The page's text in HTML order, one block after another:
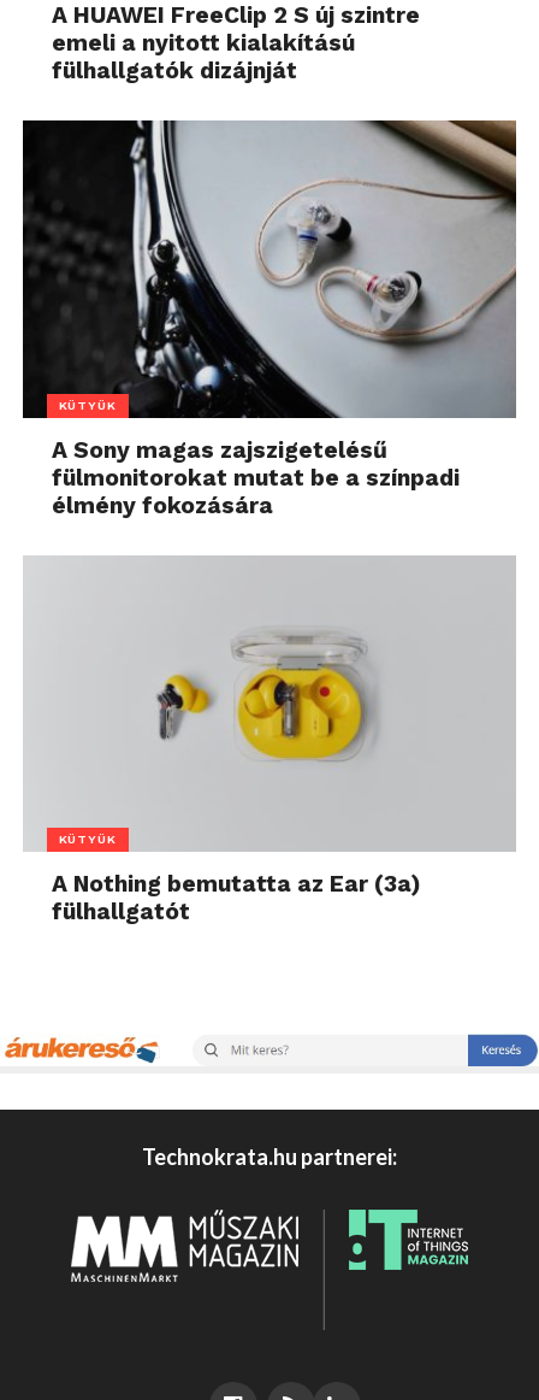
A HUAWEI FreeClip 2 S új szintre
emeli a nyitott kialakítású
fülhallgatók dizájnját
KÜTYÜK
A Sony magas zajszigetelésű
fülmonitorokat mutat be a színpadi
élmény fokozására
KÜTYÜK
A Nothing bemutatta az Ear (3a)
fülhallgatót
Technokrata.hu partnerei: